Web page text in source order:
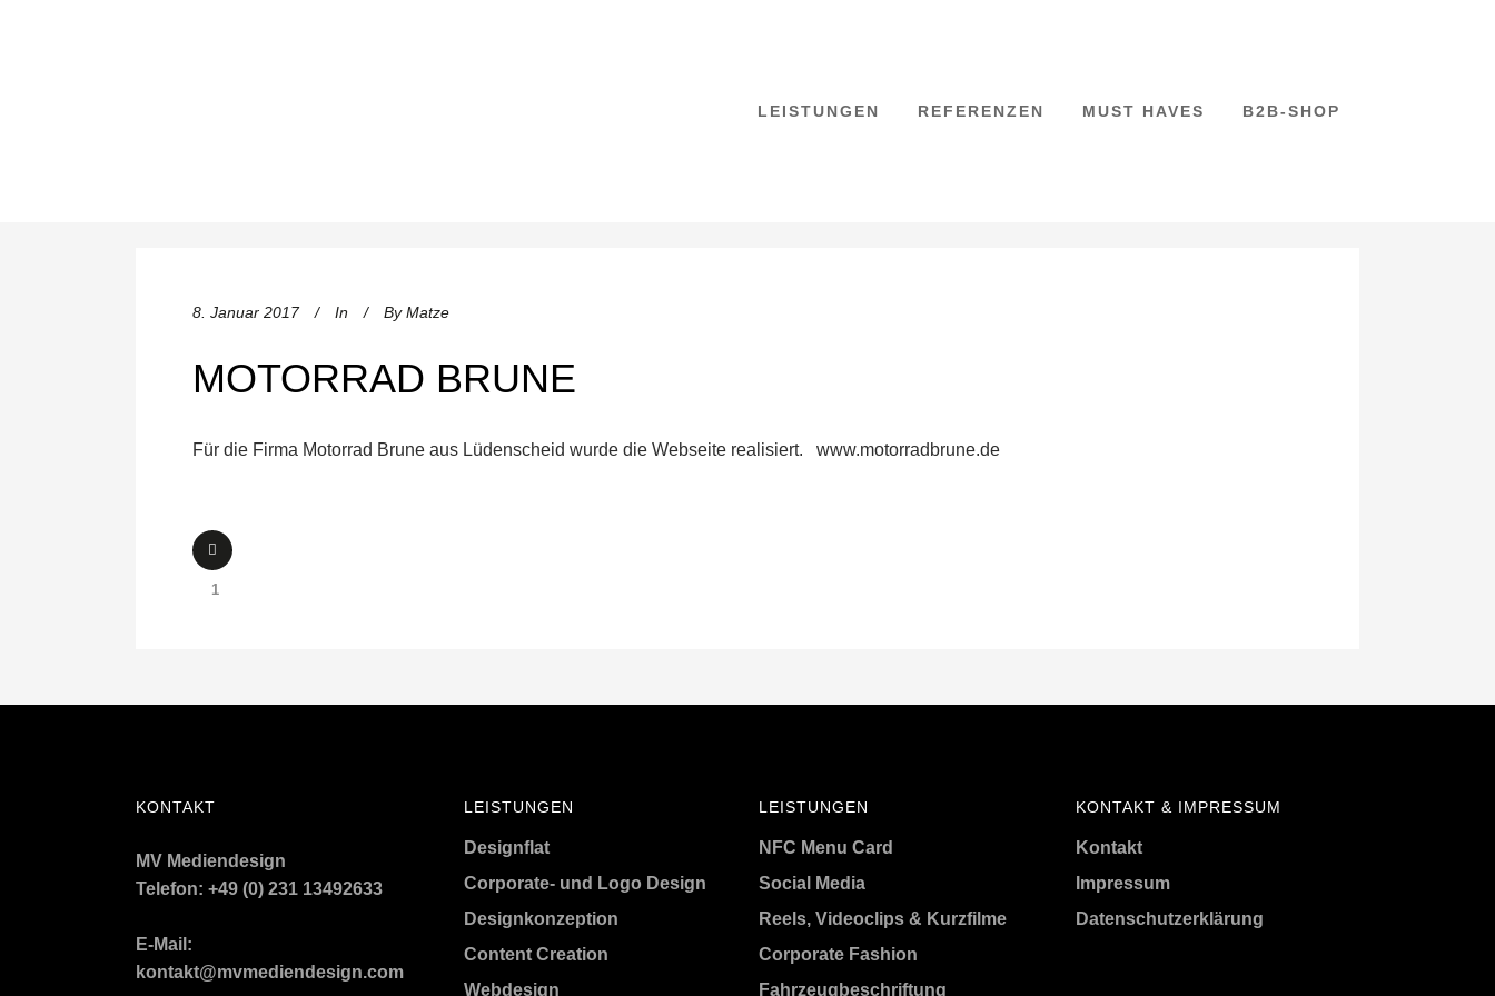
LEISTUNGEN REFERENZEN MUST HAVES B2B-SHOP
8. Januar 2017 In By Matze
MOTORRAD BRUNE
Für die Firma Motorrad Brune aus Lüdenscheid wurde die Webseite realisiert. www.motorradbrune.de
1
KONTAKT
MV Mediendesign
Telefon: +49 (0) 231 13492633
E-Mail:
kontakt@mvmediendesign.com
LEISTUNGEN
Designflat
Corporate- und Logo Design
Designkonzeption
Content Creation
Webdesign
LEISTUNGEN
NFC Menu Card
Social Media
Reels, Videoclips & Kurzfilme
Corporate Fashion
Fahrzeugbeschriftung
KONTAKT & IMPRESSUM
Kontakt
Impressum
Datenschutzerklärung